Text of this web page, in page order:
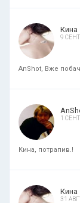
Кина
9
AnShot, Вже
1
Кина, потрапив.!
Кина
31